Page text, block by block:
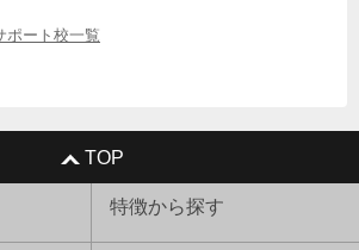
ポート校一覧
TOP
特徴から探す